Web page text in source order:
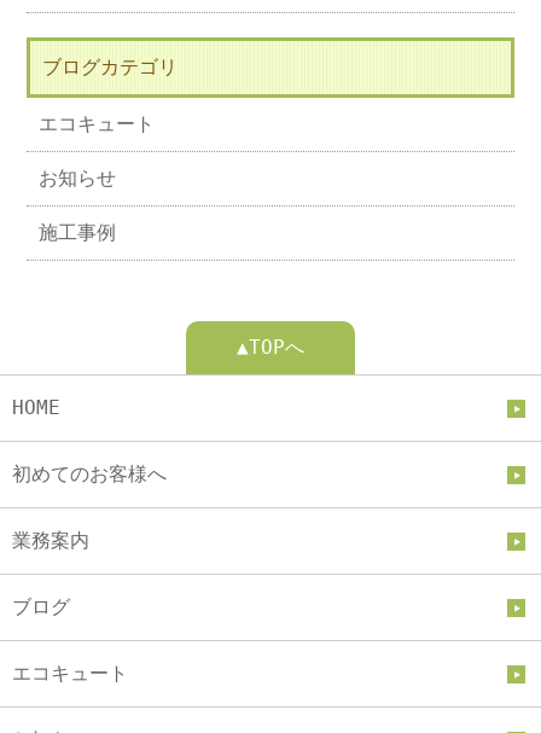
ブログカテゴリ
エコキュート
お知らせ
施工事例
▲TOPへ
HOME
初めてのお客様へ
業務案内
ブログ
エコキュート